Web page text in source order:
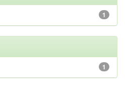
1
1